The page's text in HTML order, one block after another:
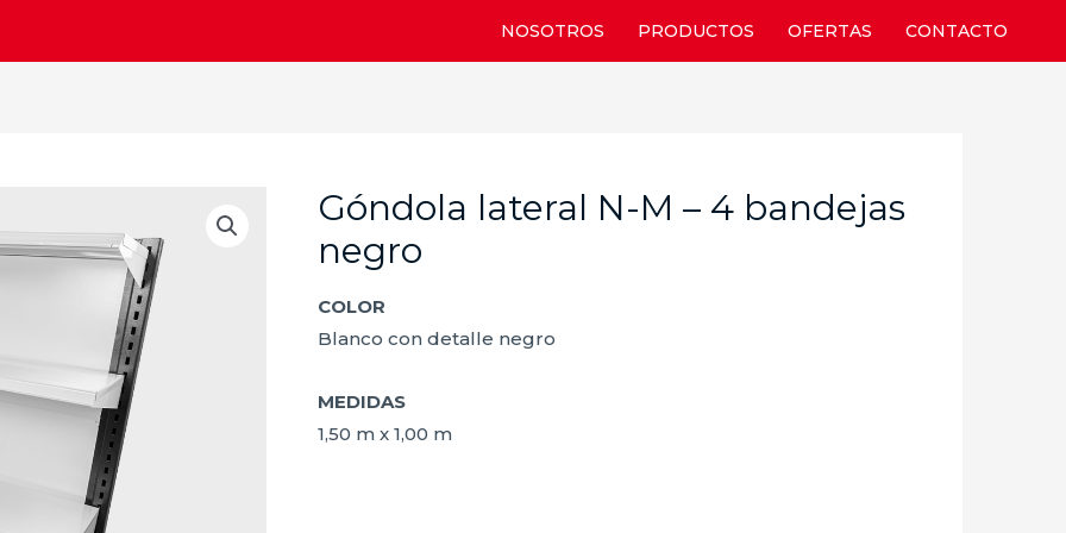
NOSOTROS PRODUCTOS OFERTAS CONTACTO
Góndola lateral N-M – 4 bandejas
negro
COLOR
Blanco con detalle negro
MEDIDAS
1,50 m x 1,00 m
Góndola
N-
M
-
bandejas
negro